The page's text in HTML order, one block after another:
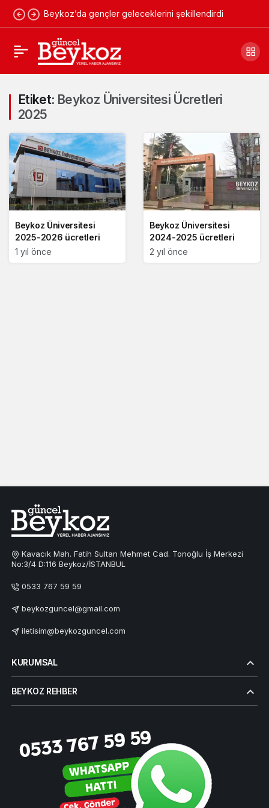
Beykoz’da gençler geleceklerini şekillendirdi
Etiket: Beykoz Üniversitesi Ücretleri
2025
Beykoz Üniversitesi
2025-2026 ücretleri
1 yıl önce
Beykoz Üniversitesi
2024-2025 ücretleri
2 yıl önce
Kavacık Mah. Fatih Sultan Mehmet Cad. Tonoğlu İş Merkezi
No:3/4 D:116 Beykoz/İSTANBUL
0533 767 59 59
beykozguncel@gmail.com
iletisim@beykozguncel.com
KURUMSAL
BEYKOZ REHBER